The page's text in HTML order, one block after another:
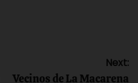
Next:
Vecinos de La Macarena